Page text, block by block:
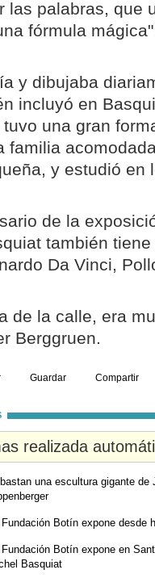
las palabras, que
fórmula
y dibujaba
incluyó en
una gran
familia
y estudió en
de la
también
Da Vinci,
de la calle, era
Berggruen.
Guardar Compartir
realizada
una escultura gigante
Fundación Botín expone desde
Fundación Botín expone en
Basquiat